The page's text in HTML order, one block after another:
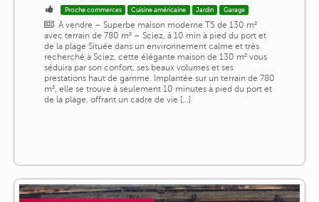
Proche commerces Cuisine américaine Jardin Garage
À vendre – Superbe maison moderne T5 de 130 m²
avec terrain de 780 m² – Sciez, à 10 min à pied du port et
de la plage Située dans un environnement calme et très
recherché à Sciez, cette élégante maison de 130 m² vous
séduira par son confort, ses beaux volumes et ses
prestations haut de gamme. Implantée sur un terrain de 780
m², elle se trouve à seulement 10 minutes à pied du port et
de la plage, offrant un cadre de vie [...]